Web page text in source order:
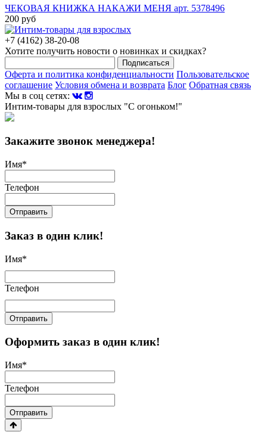
ЧЕКОВАЯ КНИЖКА НАКАЖИ МЕНЯ арт. 5378496
200 руб
+7 (4162) 38-20-08
Хотите получить новости о новинках и скидках?
Подписаться
Оферта и политика конфиденциальности Пользовательское
соглашение Условия обмена и возврата Блог Обратная связь
Мы в соц сетях:
Интим-товары для взрослых "С огоньком!"
Закажите звонок менеджера!
Имя*
Телефон
Отправить
Заказ в один клик!
Имя*
Телефон
Отправить
Оформить заказ в один клик!
Имя*
Телефон
Отправить